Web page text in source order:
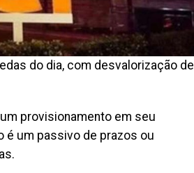
do dia, com desvalorização de
provisionamento em seu
é um passivo de prazos ou